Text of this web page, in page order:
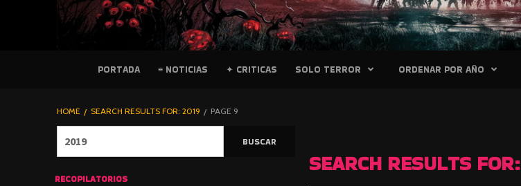
PELICULAS
BLOGHORROR
⋆
PORTADA ≡ NOTICIAS ✦ CRITICAS SOLO TERROR ORDENAR POR AÑO
HOME SEARCH RESULTS FOR: 2019 PAGE 9
SEARCH RESULTS FOR:
RECOPILATORIOS